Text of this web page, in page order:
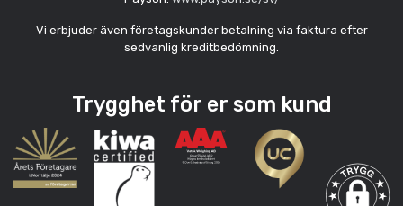
Vi erbjuder även företagskunder betalning via faktura efter
sedvanlig kreditbedömning.
Trygghet för er som kund